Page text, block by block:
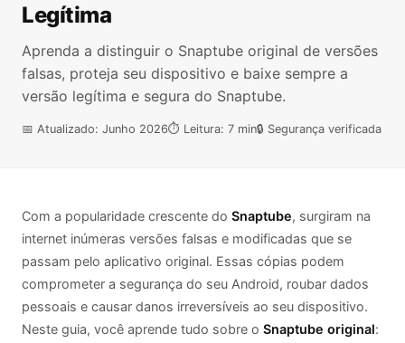
Legítima
Aprenda a distinguir o Snaptube original de versões
falsas, proteja seu dispositivo e baixe sempre a
versão legítima e segura do Snaptube.
📅 Atualizado: Junho 2026⏱️ Leitura: 7 min🔒 Segurança verificada
Com a popularidade crescente do Snaptube, surgiram na
internet inúmeras versões falsas e modificadas que se
passam pelo aplicativo original. Essas cópias podem
comprometer a segurança do seu Android, roubar dados
pessoais e causar danos irreversíveis ao seu dispositivo.
Neste guia, você aprende tudo sobre o Snaptube original: